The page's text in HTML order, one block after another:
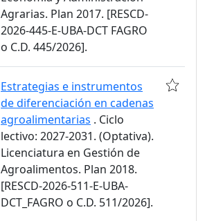
Agrarias. Plan 2017. [RESCD-
2026-445-E-UBA-DCT FAGRO
o C.D. 445/2026].
Estrategias e instrumentos
de diferenciación en cadenas
agroalimentarias . Ciclo
lectivo: 2027-2031. (Optativa).
Licenciatura en Gestión de
Agroalimentos. Plan 2018.
[RESCD-2026-511-E-UBA-
DCT_FAGRO o C.D. 511/2026].